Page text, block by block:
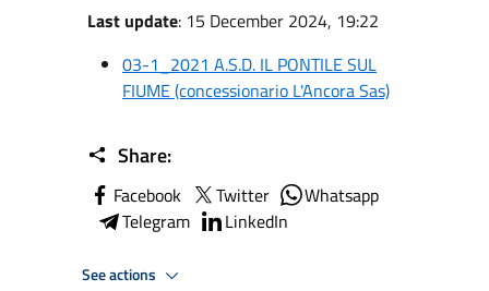
Last update: 15 December 2024, 19:22
03-1_2021 A.S.D. IL PONTILE SUL
FIUME (concessionario L'Ancora Sas)
Share:
Facebook Twitter
Whatsapp
Telegram
LinkedIn
See actions